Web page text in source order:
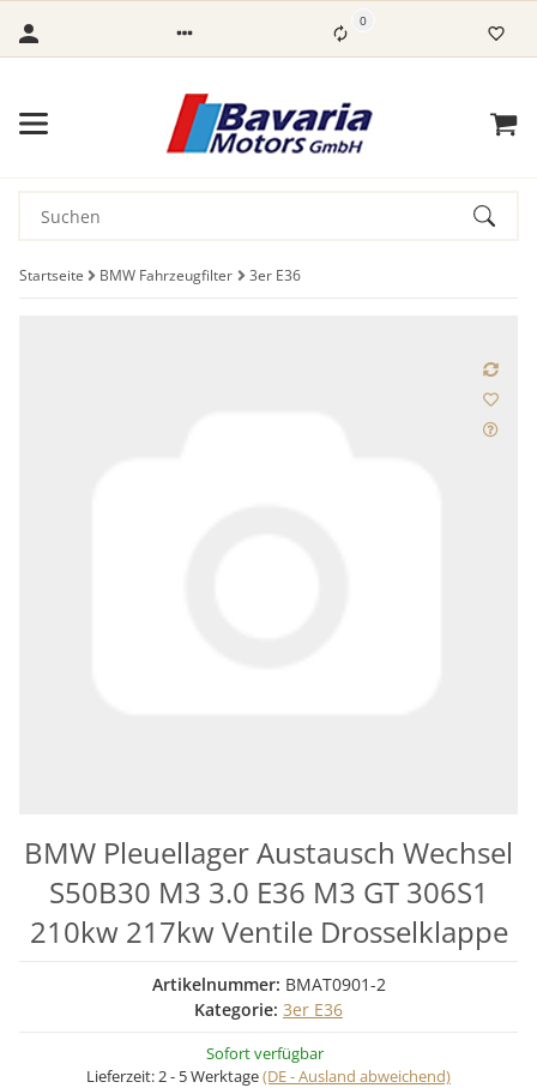
0
Startseite BMW Fahrzeugfilter 3er E36
BMW Pleuellager Austausch Wechsel
S50B30 M3 3.0 E36 M3 GT 306S1
210kw 217kw Ventile Drosselklappe
Artikelnummer: BMAT0901-2
Kategorie: 3er E36
Sofort verfügbar
Lieferzeit:2 - 5 Werktage(DE - Ausland abweichend)